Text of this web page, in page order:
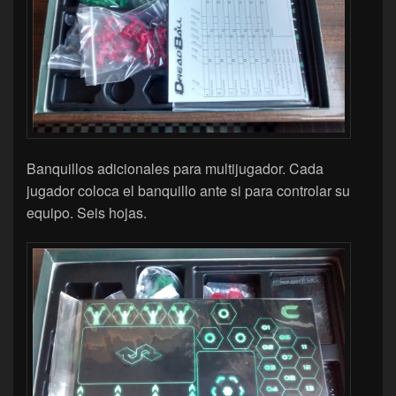
Banquillos adicionales para multijugador. Cada
jugador coloca el banquillo ante si para controlar su
equipo. Seis hojas.